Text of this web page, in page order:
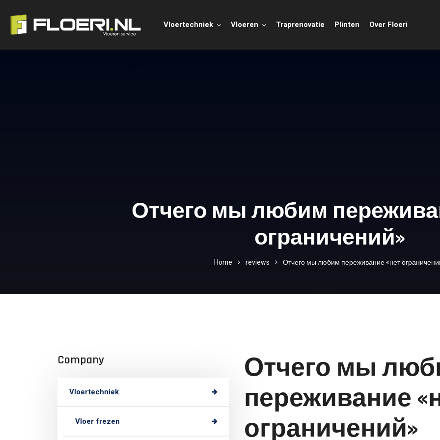
Vloertechniek Vloeren Traprenovatie Plinten Over Floeri
Отчего мы любим
ограничений»
Home reviews Отчего мы любим переживание «нет
Отчего мы
переживание
ограничений»
Company
Vloertechniek
Vloer frezen